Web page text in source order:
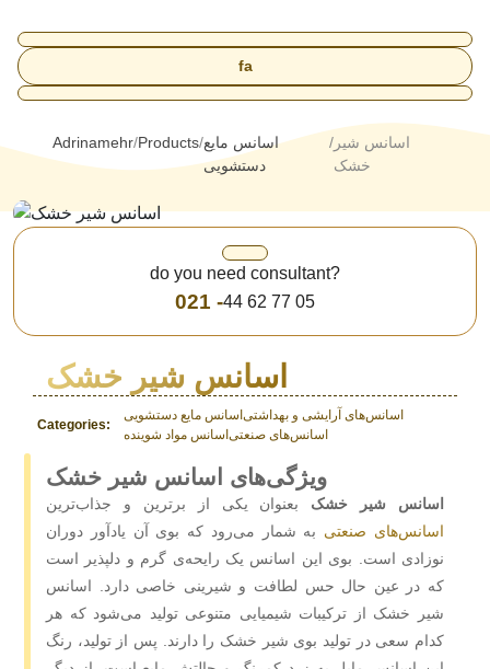
fa
Adrinamehr Products اسانس مایع
دستشویی
اسانس شیر
خشک
do you need consultant?
021 -44 62 77 05
اسانس شیر خشک
Categories:
اسانس مایع دستشوییاسانس‌های آرایشی و بهداشتی
اسانس مواد شویندهاسانس‌های صنعتی
ویژگی‌های اسانس شیر خشک
اسانس شیر خشک بعنوان یکی از برترین و جذاب‌ترین
اسانس‌های صنعتی به شمار می‌رود که بوی آن یادآور دوران
نوزادی است. بوی این اسانس یک رایحه‌ی گرم و دلپذیر است
که در عین حال حس لطافت و شیرینی خاصی دارد. اسانس
شیر خشک از ترکیبات شیمیایی متنوعی تولید می‌شود که هر
کدام سعی در تولید بوی شیر خشک را دارند. پس از تولید، رنگ